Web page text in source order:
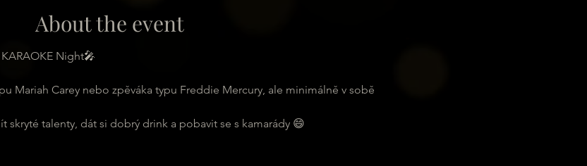
About the event
Night🎤
Mariah Carey nebo zpěváka typu Freddie Mercury, ale minimálně v sobě
talenty, dát si dobrý drink a pobavit se s kamarády 😄